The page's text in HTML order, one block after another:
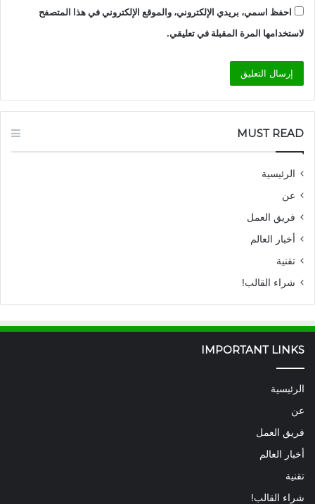
احفظ اسمي، بريدي الإلكتروني، والموقع الإلكتروني في هذا المتصفح
لاستخدامها المرة المقبلة في تعليقي.
MUST READ
الرئيسية
عن
فريق العمل
أخبار العالم
تقنية
شراء القالب!
IMPORTANT LINKS
الرئيسية
عن
فريق العمل
أخبار العالم
تقنية
شراء القالب!